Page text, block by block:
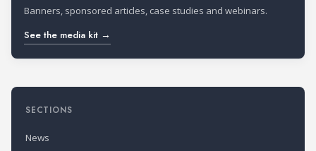
Banners, sponsored articles, case studies and webinars.
See the media kit →
SECTIONS
News